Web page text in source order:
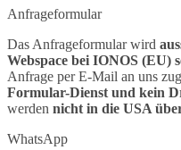
Anfrageformular
Das Anfrageformular wird
Webspace bei IONOS (EU)
Anfrage per E-Mail an uns
Formular-Dienst und kein
werden nicht in die USA
WhatsApp